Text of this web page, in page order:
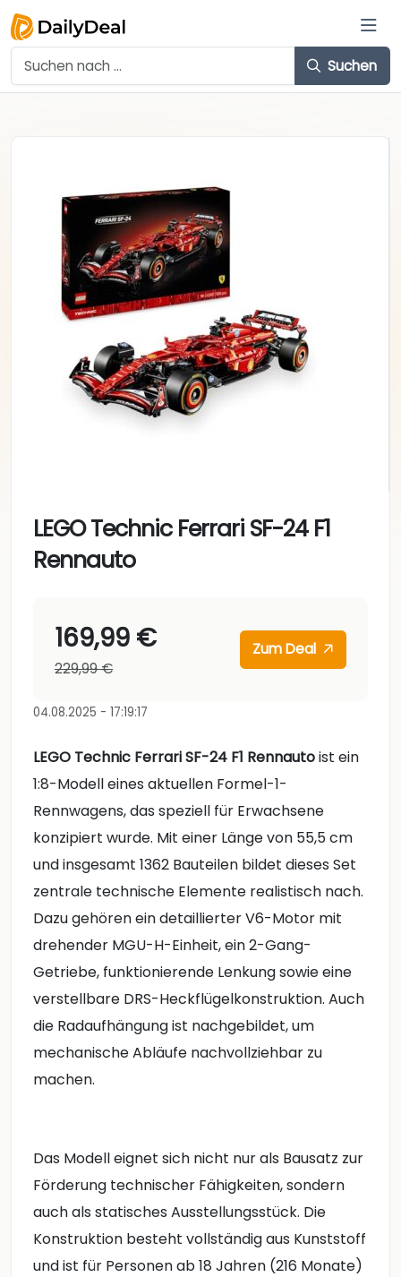
Suchen
LEGO Technic Ferrari SF-24 F1
Rennauto
169,99 €
229,99 €
Zum Deal
04.08.2025 - 17:19:17
LEGO Technic Ferrari SF-24 F1 Rennautoist ein
1:8-Modell eines aktuellen Formel-1-
Rennwagens, das speziell für Erwachsene
konzipiert wurde. Mit einer Länge von 55,5 cm
und insgesamt 1362 Bauteilen bildet dieses Set
zentrale technische Elemente realistisch nach.
Dazu gehören ein detaillierter V6-Motor mit
drehender MGU-H-Einheit, ein 2-Gang-
Getriebe, funktionierende Lenkung sowie eine
verstellbare DRS-Heckflügelkonstruktion. Auch
die Radaufhängung ist nachgebildet, um
mechanische Abläufe nachvollziehbar zu
machen.
Das Modell eignet sich nicht nur als Bausatz zur
Förderung technischer Fähigkeiten, sondern
auch als statisches Ausstellungsstück. Die
Konstruktion besteht vollständig aus Kunststoff
und ist für Personen ab 18 Jahren (216 Monate)